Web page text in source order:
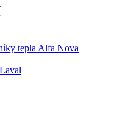
tepla Alfa Nova